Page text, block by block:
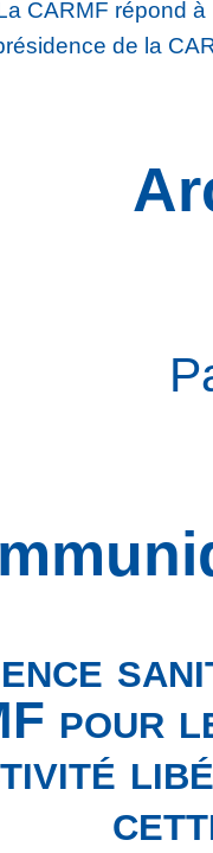
CARMF répond
de la
pour